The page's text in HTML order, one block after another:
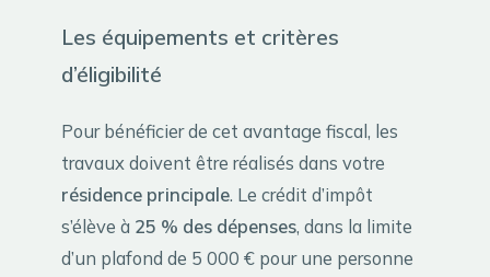
Les équipements et critères
d’éligibilité
Pour bénéficier de cet avantage fiscal, les
travaux doivent être réalisés dans votre
résidence principale. Le crédit d’impôt
s’élève à 25 % des dépenses, dans la limite
d’un plafond de 5 000 € pour une personne